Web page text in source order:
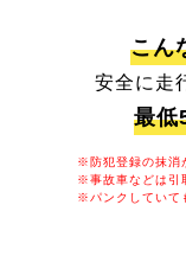
こん
安全に走
最低
※防犯登録の抹消
※事故車などは引
※パンクしていて